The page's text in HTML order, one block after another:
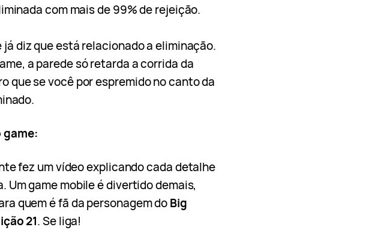
com mais de 99% de rejeição.
já diz que está relacionado a eliminação.
a parede só retarda a corrida da
que se você por espremido no canto da
game:
fez um vídeo explicando cada detalhe
Um game mobile é divertido demais,
quem é fã da personagem doBig
21. Se liga!